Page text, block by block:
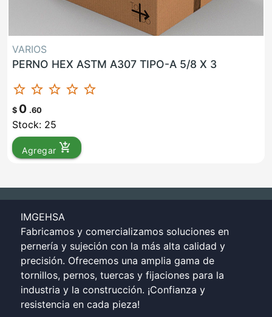
VARIOS
PERNO HEX ASTM A307 TIPO-A 5/8 X 3
star_border star_border star_border star_border star_border
$ 0 .60
Stock: 25
Agregar add_shopping_cart
IMGEHSA
Fabricamos y comercializamos soluciones en
pernería y sujeción con la más alta calidad y
precisión. Ofrecemos una amplia gama de
tornillos, pernos, tuercas y fijaciones para la
industria y la construcción. ¡Confianza y
resistencia en cada pieza!